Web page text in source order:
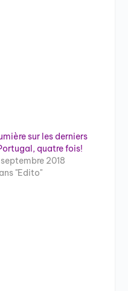
sur les derniers
quatre fois!
2018
"Edito"